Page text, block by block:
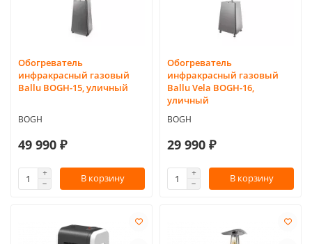
Обогреватель
инфракрасный газовый
Ballu BOGH-15, уличный
BOGH
49 990 ₽
В корзину
Обогреватель
инфракрасный газовый
Ballu Vela BOGH-16,
уличный
BOGH
29 990 ₽
В корзину